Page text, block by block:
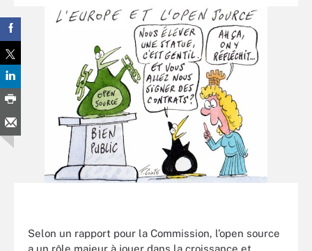
Selon un rapport pour la Commission, l’open source